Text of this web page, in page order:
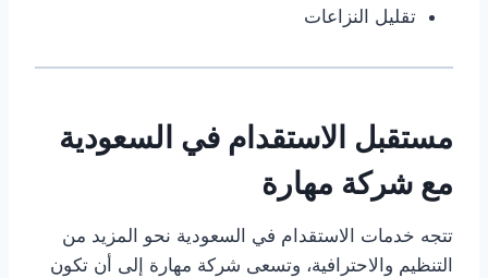
تقليل النزاعات
مستقبل الاستقدام في السعودية
مع شركة مهارة
تتجه خدمات الاستقدام في السعودية نحو المزيد من
التنظيم والاحترافية، وتسعى شركة مهارة إلى أن تكون